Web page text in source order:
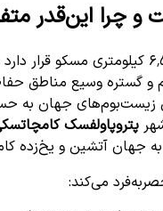
چرا این‌قدر
کامچاتکا در فاصله ۶٬۵۰۰ کیلومتری مسکو
گستره وسیع مناطق
جهان به
پتروپاولفسک کامچاتسکی
جهان آتشین و یخ‌زده
می‌کند: